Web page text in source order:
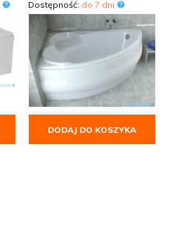
Dostępność: do 7 dni
DODAJ DO KOSZYKA